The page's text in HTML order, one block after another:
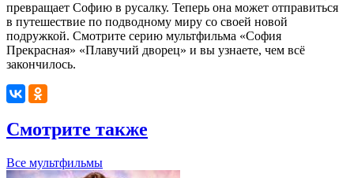
превращает Софию в русалку. Теперь она может отправиться
в путешествие по подводному миру со своей новой
подружкой. Смотрите серию мультфильма «София
Прекрасная» «Плавучий дворец» и вы узнаете, чем всё
закончилось.
Смотрите также
Все мультфильмы